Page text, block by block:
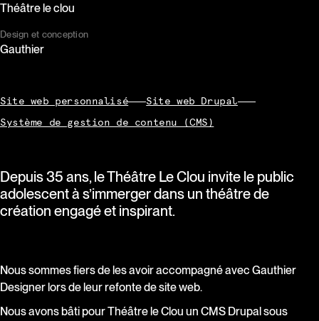
Théâtre le clou
Design et conception
Gauthier
Site web personnalisé
Site web Drupal
Système de gestion de contenu (CMS)
Depuis 35 ans, le Théâtre Le Clou invite le public
adolescent à s’immerger dans un théâtre de
création engagé et inspirant.
Nous sommes fiers de les avoir accompagné avec Gauthier
Designer lors de leur refonte de site web.
Nous avons bâti pour Théâtre le Clou un CMS Drupal sous